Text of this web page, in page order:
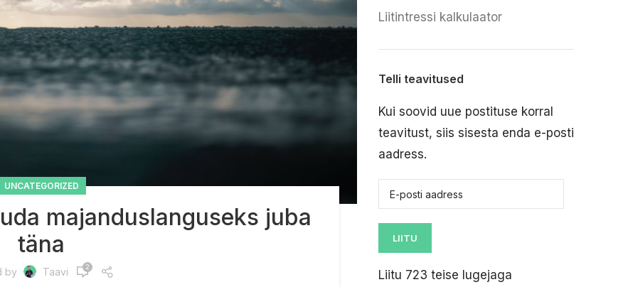
UNCATEGORIZED
majanduslanguseks juba
täna
by Taavi 2
Liitintressi kalkulaator
Telli teavitused
Kui soovid uue postituse korral
teavitust, siis sisesta enda e-posti
aadress.
LIITU
Liitu 723 teise lugejaga